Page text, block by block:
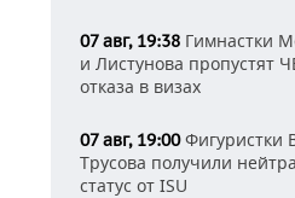
07 авг, 19:38 Гимнастки
и Листунова пропустят
отказа в визах
07 авг, 19:00Фигуристки
Трусова получили
статус от ISU